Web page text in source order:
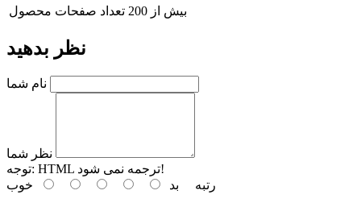
تعداد صفحات محصول
بیش از 200
نظر بدهید
نام شما
نظر شما
توجه:
HTML ترجمه نمی شود!
رتبه بد خوب